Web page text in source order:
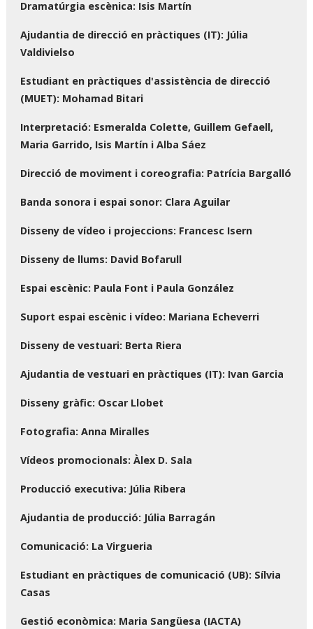
Dramatúrgia escènica: Isis Martín
Ajudantia de direcció en pràctiques (IT): Júlia
Valdivielso
Estudiant en pràctiques d'assistència de direcció
(MUET): Mohamad Bitari
Interpretació: Esmeralda Colette, Guillem Gefaell,
Maria Garrido, Isis Martín i Alba Sáez
Direcció de moviment i coreografia: Patrícia Bargalló
Banda sonora i espai sonor: Clara Aguilar
Disseny de vídeo i projeccions: Francesc Isern
Disseny de llums: David Bofarull
Espai escènic: Paula Font i Paula González
Suport espai escènic i vídeo: Mariana Echeverri
Disseny de vestuari: Berta Riera
Ajudantia de vestuari en pràctiques (IT): Ivan Garcia
Disseny gràfic: Oscar Llobet
Fotografia: Anna Miralles
Vídeos promocionals: Àlex D. Sala
Producció executiva: Júlia Ribera
Ajudantia de producció: Júlia Barragán
Comunicació: La Virgueria
Estudiant en pràctiques de comunicació (UB): Sílvia
Casas
Gestió econòmica: Maria Sangüesa (IACTA)